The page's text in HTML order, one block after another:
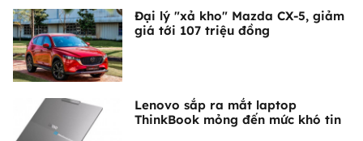
Đại lý "xả kho" Mazda CX-5, giảm
giá tới 107 triệu đồng
Lenovo sắp ra mắt laptop
ThinkBook mỏng đến mức khó tin